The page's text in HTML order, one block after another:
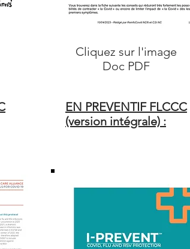
Cliquez sur l'image
Doc PDF
EN PREVENTIF FLCCC
(version intégrale) :